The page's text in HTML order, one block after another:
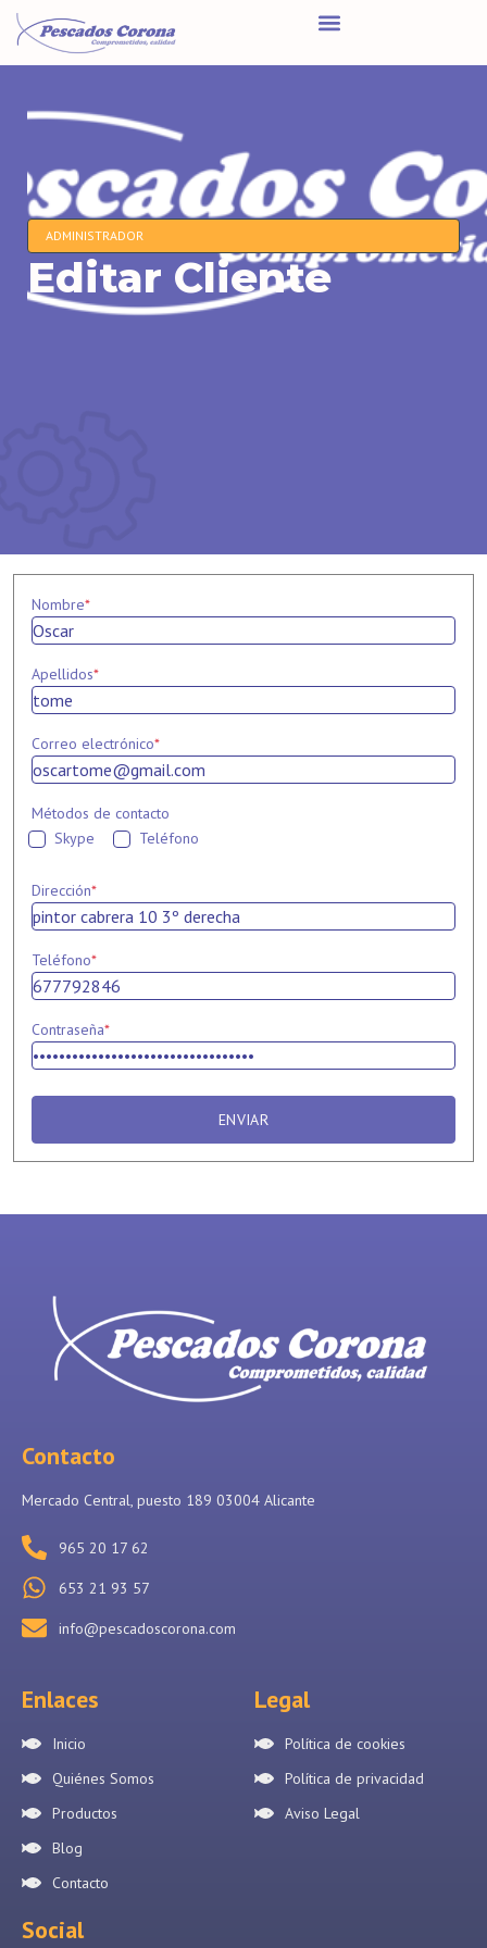
ADMINISTRADOR
Editar Cliente
Nombre*
Apellidos*
Correo electrónico*
Métodos de contacto
Skype
Teléfono
Dirección*
Teléfono*
Contraseña*
ENVIAR
Contacto
Mercado Central, puesto 189 03004 Alicante
965 20 17 62
653 21 93 57
info@pescadoscorona.com
Enlaces
Inicio
Quiénes Somos
Productos
Blog
Contacto
Legal
Política de cookies
Política de privacidad
Aviso Legal
Social